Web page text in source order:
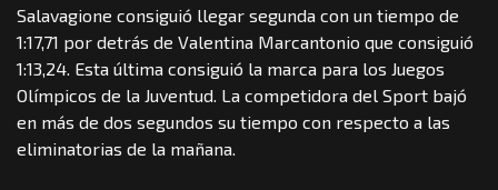
Salavagione consiguió llegar segunda con un tiempo de
1:17,71 por detrás de Valentina Marcantonio que consiguió
1:13,24. Esta última consiguió la marca para los Juegos
Olímpicos de la Juventud. La competidora del Sport bajó
en más de dos segundos su tiempo con respecto a las
eliminatorias de la mañana.